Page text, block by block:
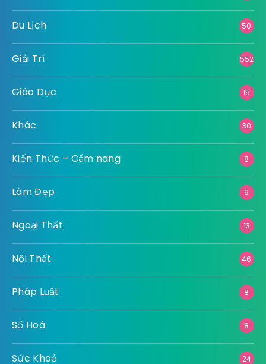
Du Lịch 50
Giải Trí 552
Giáo Dục 15
Khác 30
Kiến Thức – Cẩm nang 8
Làm Đẹp 9
Ngoại Thất 13
Nội Thất 46
Pháp Luật 8
Số Hoá 8
Sức Khoẻ 24